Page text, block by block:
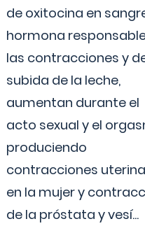
de oxitocina en
hormona
las contracciones y
subida de la leche,
aumentan durante el
acto sexual y el
produciendo
contracciones
en la mujer y
de la próstata y vesí...